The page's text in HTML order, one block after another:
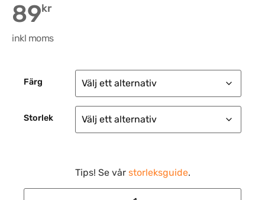
89kr
inkl moms
Färg
Storlek
Tips! Se vår storleksguide.